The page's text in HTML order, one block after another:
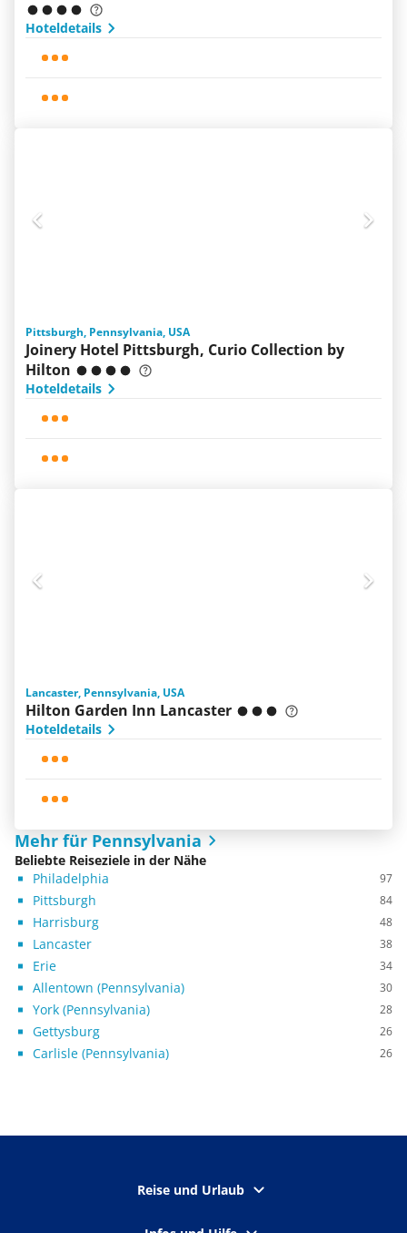
Hoteldetails
Pittsburgh, Pennsylvania, USA
Joinery Hotel Pittsburgh, Curio Collection by
Hilton
Hoteldetails
Lancaster, Pennsylvania, USA
Hilton Garden Inn Lancaster
Hoteldetails
Mehr für Pennsylvania
Beliebte Reiseziele in der Nähe
Philadelphia
97
Pittsburgh 84
Harrisburg 48
Lancaster 38
Erie 34
Allentown (Pennsylvania) 30
York (Pennsylvania) 28
Gettysburg 26
Carlisle (Pennsylvania) 26
Reise und Urlaub